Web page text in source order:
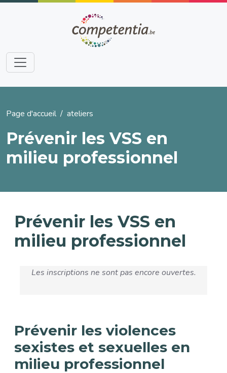
Aller au contenu principal
Fil d'Ariane
Page d'accueil ateliers
Prévenir les VSS en
milieu professionnel
Prévenir les VSS en
milieu professionnel
Les inscriptions ne sont pas encore ouvertes.
Description
Prévenir les violences
sexistes et sexuelles en
milieu professionnel